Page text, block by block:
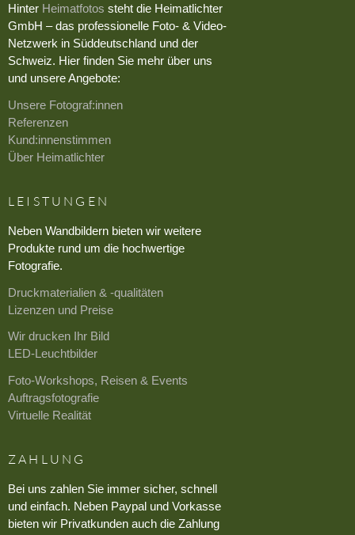
Hinter Heimatfotos steht die Heimatlichter
GmbH – das professionelle Foto- & Video-
Netzwerk in Süddeutschland und der
Schweiz. Hier finden Sie mehr über uns
und unsere Angebote:
Unsere Fotograf:innen
Referenzen
Kund:innenstimmen
Über Heimatlichter
LEISTUNGEN
Neben Wandbildern bieten wir weitere
Produkte rund um die hochwertige
Fotografie.
Druckmaterialien & -qualitäten
Lizenzen und Preise
Wir drucken Ihr Bild
LED-Leuchtbilder
Foto-Workshops, Reisen & Events
Auftragsfotografie
Virtuelle Realität
ZAHLUNG
Bei uns zahlen Sie immer sicher, schnell
und einfach. Neben Paypal und Vorkasse
bieten wir Privatkunden auch die Zahlung